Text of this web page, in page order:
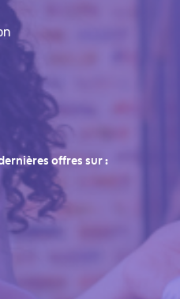
offres sur :